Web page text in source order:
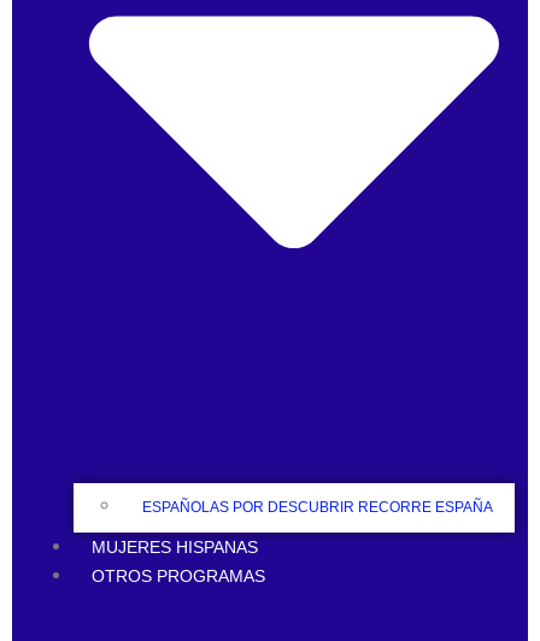
ESPAÑOLAS POR DESCUBRIR RECORRE ESPAÑA
MUJERES HISPANAS
OTROS PROGRAMAS